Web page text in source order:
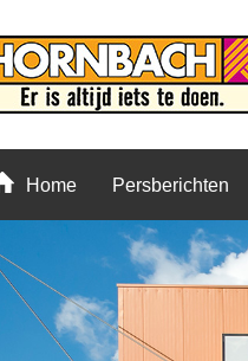
Home Persberichten